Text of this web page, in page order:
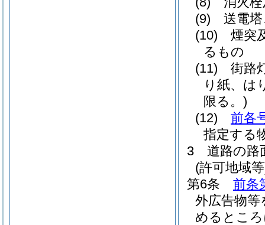
(9)
送電
(10)
煙突
るもの
(11)
街路
り紙、は
限る。)
(12)
前各
指定する
3
道路の路
(許可地域
第6条
前条
外広告物
めるとこ